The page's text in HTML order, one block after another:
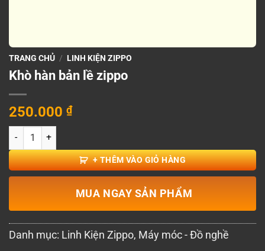
TRANG CHỦ / LINH KIỆN ZIPPO
Khò hàn bản lề zippo
250.000 ₫
Khò hàn bản lề zippo số lượng
+ THÊM VÀO GIỎ HÀNG
MUA NGAY SẢN PHẨM
Danh mục: Linh Kiện Zippo, Máy móc - Đồ nghề